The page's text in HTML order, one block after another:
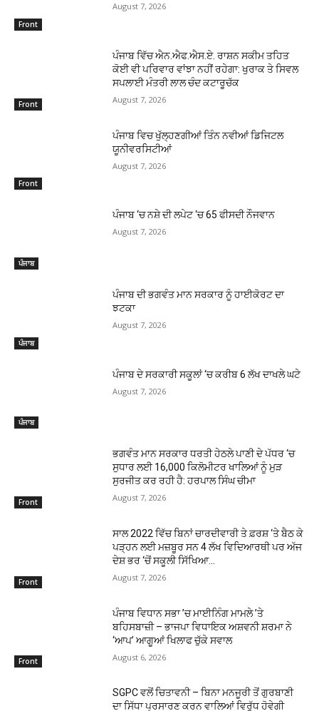
Front
August 7, 2026
Front
ਪੰਜਾਬ ਵਿੱਚ ਐਨ.ਐਫ.ਐਸ.ਏ. ਰਾਸ਼ਨ ਸਕੀਮ ਤਹਿਤ
ਕੋਈ ਵੀ ਪਰਿਵਾਰ ਵਾਂਝਾ ਨਹੀਂ ਰਹੇਗਾ: ਖੁਰਾਕ ਤੇ ਸਿਵਲ
ਸਪਲਾਈ ਮੰਤਰੀ ਲਾਲ ਚੰਦ ਕਟਾਰੂਚੱਕ
August 7, 2026
Front
ਪੰਜਾਬ ਵਿਚ ਖੁੱਲ੍ਹਣਗੀਆਂ ਤਿੰਨ ਨਵੀਆਂ ਡਿਜਿਟਲ
ਯੂਨੀਵਰਸਿਟੀਆਂ
August 7, 2026
ਪੰਜਾਬ
ਪੰਜਾਬ ‘ਚ ਨਸ਼ੇ ਦੀ ਲਪੇਟ ‘ਚ 65 ਫੀਸਦੀ ਨੌਜਵਾਨ
August 7, 2026
ਪੰਜਾਬ
ਪੰਜਾਬ ਦੀ ਭਗਵੰਤ ਮਾਨ ਸਰਕਾਰ ਨੂੰ ਹਾਈਕੋਰਟ ਦਾ
ਝਟਕਾ
August 7, 2026
ਪੰਜਾਬ
ਪੰਜਾਬ ਦੇ ਸਰਕਾਰੀ ਸਕੂਲਾਂ ‘ਚ ਕਰੀਬ 6 ਲੱਖ ਦਾਖਲੇ ਘਟੇ
August 7, 2026
Front
ਭਗਵੰਤ ਮਾਨ ਸਰਕਾਰ ਧਰਤੀ ਹੇਠਲੇ ਪਾਣੀ ਦੇ ਪੱਧਰ ‘ਚ
ਸੁਧਾਰ ਲਈ 16,000 ਕਿਲੋਮੀਟਰ ਖਾਲਿਆਂ ਨੂੰ ਮੁੜ
ਸੁਰਜੀਤ ਕਰ ਰਹੀ ਹੈ: ਹਰਪਾਲ ਸਿੰਘ ਚੀਮਾ
August 7, 2026
Front
ਸਾਲ 2022 ਵਿੱਚ ਬਿਨਾਂ ਚਾਰਦੀਵਾਰੀ ਤੇ ਫ਼ਰਸ਼ ‘ਤੇ ਬੈਠ ਕੇ
ਪੜ੍ਹਨ ਲਈ ਮਜ਼ਬੂਰ ਸਨ 4 ਲੱਖ ਵਿਦਿਆਰਥੀ ਪਰ ਅੱਜ
ਦੇਸ਼ ਭਰ ‘ਚੋਂ ਸਕੂਲੀ ਸਿੱਖਿਆ...
August 7, 2026
Front
ਪੰਜਾਬ ਵਿਧਾਨ ਸਭਾ ’ਚ ਮਾਈਨਿੰਗ ਮਾਮਲੇ ’ਤੇ
ਬਹਿਸਬਾਜ਼ੀ – ਭਾਜਪਾ ਵਿਧਾਇਕ ਅਸ਼ਵਨੀ ਸ਼ਰਮਾ ਨੇ
‘ਆਪ’ ਆਗੂਆਂ ਖਿਲਾਫ ਚੁੱਕੇ ਸਵਾਲ
August 6, 2026
SGPC ਵਲੋਂ ਚਿਤਾਵਨੀ – ਬਿਨਾ ਮਨਜੂਰੀ ਤੋਂ ਗੁਰਬਾਣੀ
ਦਾ ਸਿੱਧਾ ਪ੍ਰਸਾਰਣ ਕਰਨ ਵਾਲਿਆਂ ਵਿਰੁੱਧ ਹੋਵੇਗੀ